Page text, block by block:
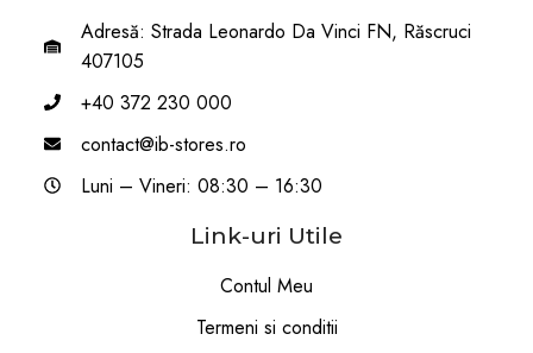
Adresă: Strada Leonardo Da Vinci FN, Răscruci
407105
+40 372 230 000
contact@ib-stores.ro
Luni – Vineri: 08:30 – 16:30
Link-uri Utile
Contul Meu
Termeni si conditii